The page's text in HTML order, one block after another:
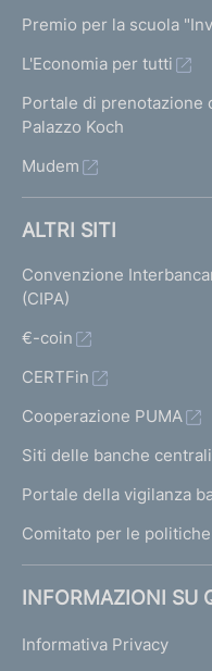
Premio per la scuola
L'Economia per tutti
Portale di prenotazione
Palazzo Koch
Mudem
ALTRI SITI
Convenzione
(CIPA)
€-coin
CERTFin
Cooperazione PUMA
Siti delle banche centrali
Portale della vigilanza
Comitato per le
INFORMAZIONI SU
Informativa Privacy